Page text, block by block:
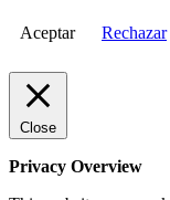
Aceptar Rechazar
Close
Privacy Overview